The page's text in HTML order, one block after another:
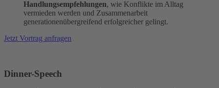
Handlungsempfehlungen, wie Konflikte im Alltag
vermieden werden und Zusammenarbeit
generationenübergreifend erfolgreicher gelingt.
Jetzt Vortrag anfragen
Dinner-Speech